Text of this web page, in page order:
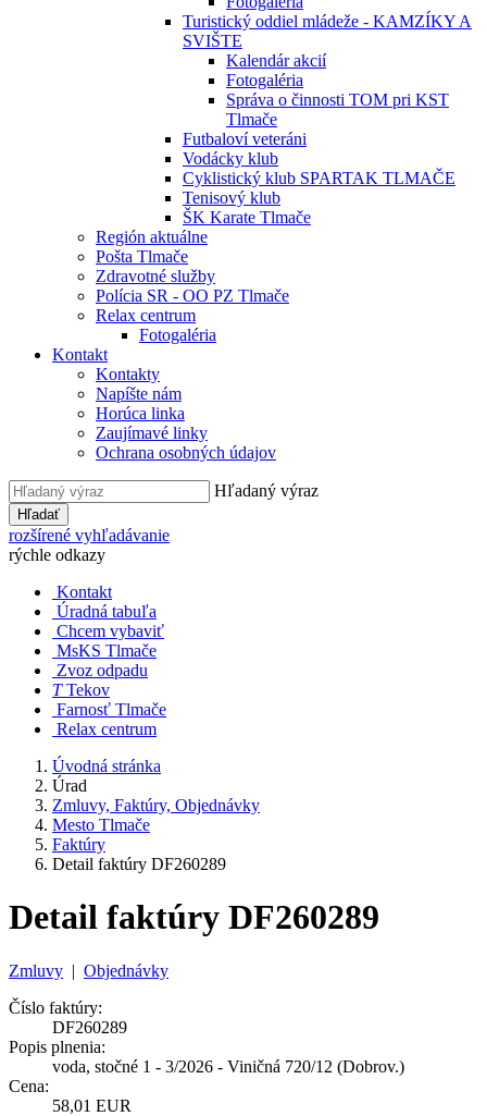
Turistický oddiel mládeže - KAMZÍKY A
SVIŠTE
Kalendár akcií
Fotogaléria
Správa o činnosti TOM pri KST
Tlmače
Futbaloví veteráni
Vodácky klub
Cyklistický klub SPARTAK TLMAČE
Tenisový klub
ŠK Karate Tlmače
Región aktuálne
Pošta Tlmače
Zdravotné služby
Polícia SR - OO PZ Tlmače
Relax centrum
Fotogaléria
Kontakt
Kontakty
Napíšte nám
Horúca linka
Zaujímavé linky
Ochrana osobných údajov
Hľadaný výraz
Hľadať
rozšírené vyhľadávanie
rýchle odkazy
Kontakt
Úradná tabuľa
Chcem vybaviť
MsKS Tlmače
Zvoz odpadu
T Tekov
Farnosť Tlmače
Relax centrum
Úvodná stránka
Úrad
Zmluvy, Faktúry, Objednávky
Mesto Tlmače
Faktúry
Detail faktúry DF260289
Detail faktúry DF260289
Zmluvy | Objednávky
Číslo faktúry:
DF260289
Popis plnenia:
voda, stočné 1 - 3/2026 - Viničná 720/12 (Dobrov.)
Cena:
58,01 EUR